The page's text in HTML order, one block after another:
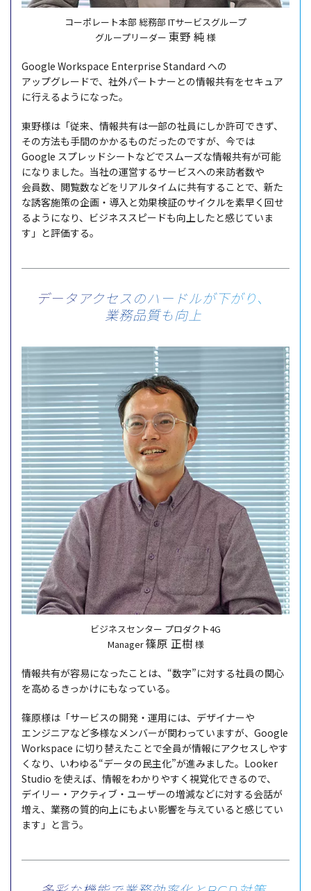
Google Workspace Enterprise Standard への
アップグレードで、 社外パートナーとの情報共有をセキュア
に行えるようになった。
東野様は「従来、 情報共有は一部の社員 にしか許可できず、
その方法も手間のかかるものだったのですが、今では
Google スプレッドシートなどでスムーズな情報共有が可能
になりました。 当社の運営するサービスへの来訪者数や
会員数、 閲覧数などを リアルタイムに共有することで、新た
な誘客施策の企画 ・ 導入 と効果検証のサイクルを素早 く回せ
るようになり、 ビジネススピードも向上 したと感じていま
す」と評価する。
コーポレート本部 総務部 ITサービスグループ
グループリーダー 東野 純 様
データアクセスのハードルが下がり、
業務品質も向上
ビジネスセンター プロダクト4G
Manager篠原 正樹 様
情報共有が容易になったことは、“数字”に対する社員の関心
を高めるきっかけにもなっている。
篠原様は「サービスの開発 ・ 運用には、 デザイナーや
エンジニアなど多様な メンバーが関わっていますが、Google
Workspace に切り替えたことで全員が情報にアクセス しやす
くなり、いわゆる“データの民主化”が進みました。Looker
Studio を使えば、 情報をわかりやすく 視覚化できるので、
デイリー・アクティブ・ユーザーの増減などに対する会話が
増え、 業務の質的向上にもよい影響を与えていると感じてい
ます」と言う。